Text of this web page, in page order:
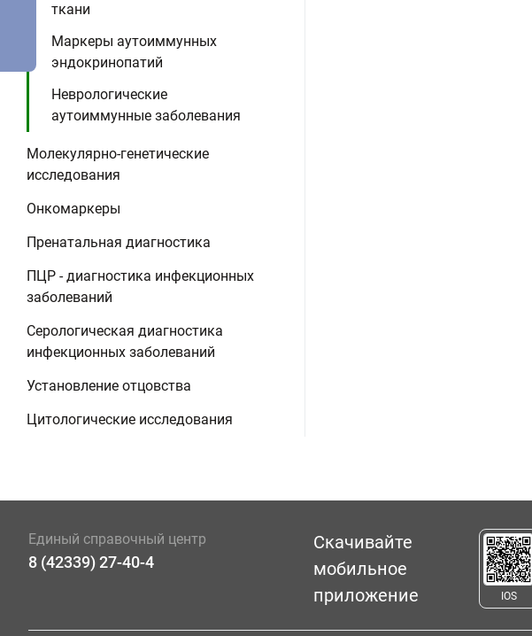
ткани
Маркеры аутоиммунных
эндокринопатий
Неврологические
аутоиммунные заболевания
Молекулярно-генетические
исследования
Онкомаркеры
Пренатальная диагностика
ПЦР - диагностика инфекционных
заболеваний
Серологическая диагностика
инфекционных заболеваний
Установление отцовства
Цитологические исследования
Единый справочный центр
8 (42339) 27-40-4
Скачивайте
мобильное
приложение
IOS